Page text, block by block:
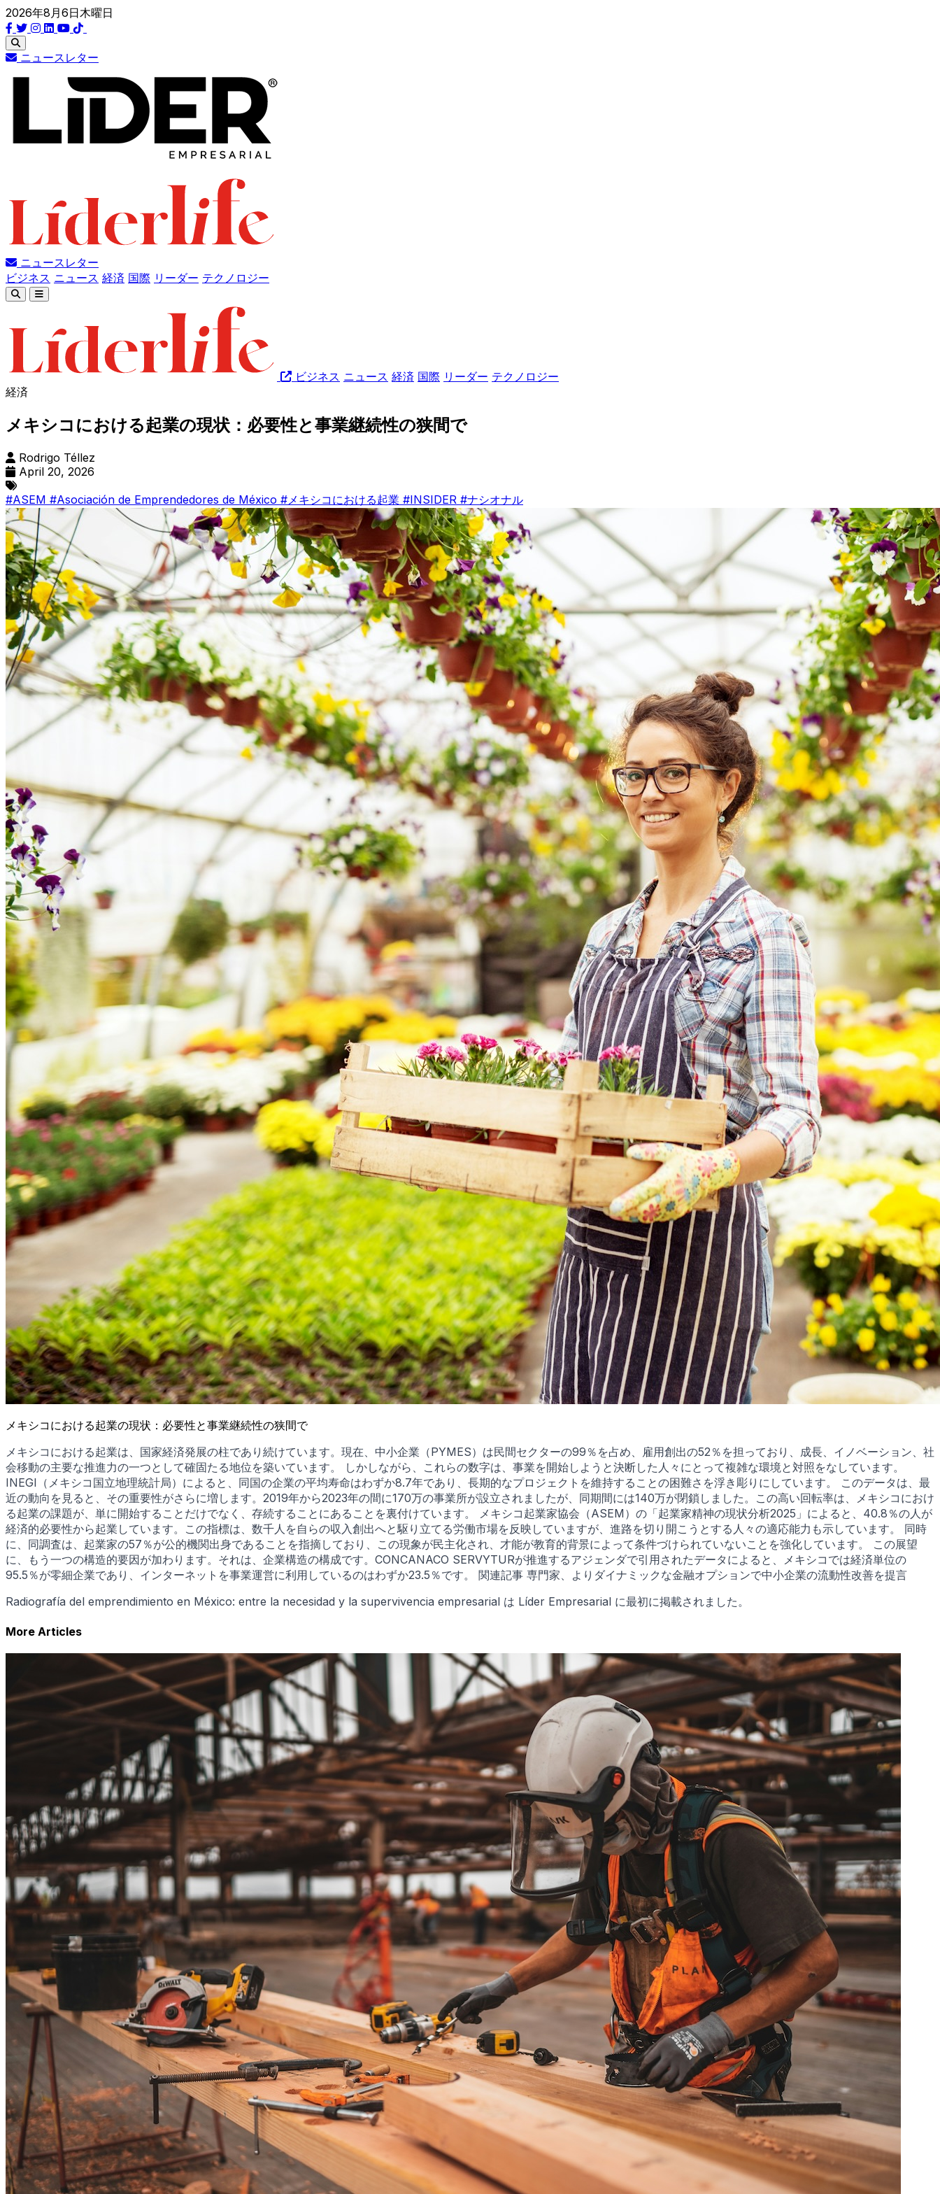
2026年8月6日木曜日
ニュースレター
ニュースレター
ビジネス ニュース 経済 国際 リーダー テクノロジー
ビジネス ニュース 経済 国際 リーダー テクノロジー
経済
メキシコにおける起業の現状：必要性と事業継続性の狭間で
Rodrigo Téllez
April 20, 2026
#ASEM #Asociación de Emprendedores de México #メキシコにおける起業 #INSIDER #ナシオナル
メキシコにおける起業の現状：必要性と事業継続性の狭間で
メキシコにおける起業は、国家経済発展の柱であり続けています。現在、中小企業（PYMES）は民間セクターの99％を占め、雇用創出の52％を担っており、成長、イノベーション、社
会移動の主要な推進力の一つとして確固たる地位を築いています。 しかしながら、これらの数字は、事業を開始しようと決断した人々にとって複雑な環境と対照をなしています。
INEGI（メキシコ国立地理統計局）によると、同国の企業の平均寿命はわずか8.7年であり、長期的なプロジェクトを維持することの困難さを浮き彫りにしています。 このデータは、最
近の動向を見ると、その重要性がさらに増します。2019年から2023年の間に170万の事業所が設立されましたが、同期間には140万が閉鎖しました。この高い回転率は、メキシコにおけ
る起業の課題が、単に開始することだけでなく、存続することにあることを裏付けています。 メキシコ起業家協会（ASEM）の「起業家精神の現状分析2025」によると、40.8％の人が
経済的必要性から起業しています。この指標は、数千人を自らの収入創出へと駆り立てる労働市場を反映していますが、進路を切り開こうとする人々の適応能力も示しています。 同時
に、同調査は、起業家の57％が公的機関出身であることを指摘しており、この現象が民主化され、才能が教育的背景によって条件づけられていないことを強化しています。 この展望
に、もう一つの構造的要因が加わります。それは、企業構造の構成です。CONCANACO SERVYTURが推進するアジェンダで引用されたデータによると、メキシコでは経済単位の
95.5％が零細企業であり、インターネットを事業運営に利用しているのはわずか23.5％です。 関連記事 専門家、よりダイナミックな金融オプションで中小企業の流動性改善を提言
Radiografía del emprendimiento en México: entre la necesidad y la supervivencia empresarial は Líder Empresarial に最初に掲載されました。
More Articles